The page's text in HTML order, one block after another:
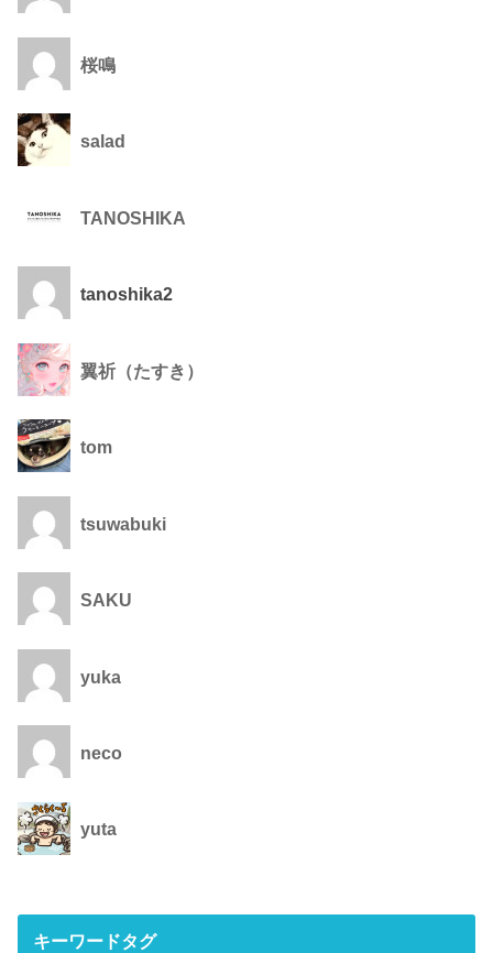
桜鳴
salad
TANOSHIKA
tanoshika2
翼祈（たすき）
tom
tsuwabuki
SAKU
yuka
neco
yuta
キーワードタグ